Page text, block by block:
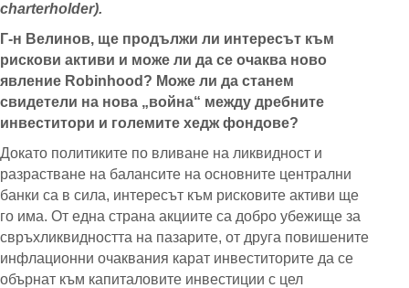
charterholder).
Г-н Велинов, ще продължи ли интересът към
рискови активи и може ли да се очаква ново
явление Robinhood? Може ли да станем
свидетели на нова „война“ между дребните
инвеститори и големите хедж фондове?
Докато политиките по вливане на ликвидност и
разрастване на балансите на основните централни
банки са в сила, интересът към рисковите активи ще
го има. От една страна акциите са добро убежище за
свръхликвидността на пазарите, от друга повишените
инфлационни очаквания карат инвеститорите да се
обърнат към капиталовите инвестиции с цел